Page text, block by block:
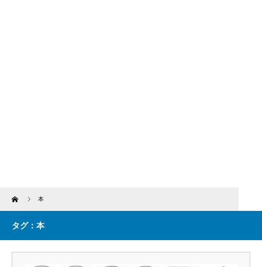
Home 本
タグ：本